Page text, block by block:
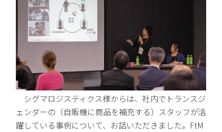
シグマロジスティクス様からは、社内でトランスジ
ェンダーの（自販機に商品を補充する）スタッフが活
躍している事例について、お話いただきました。FtM